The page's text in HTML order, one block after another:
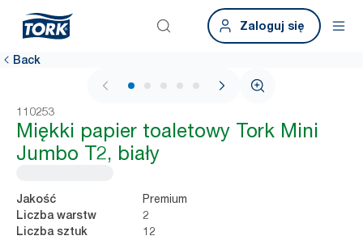
Zaloguj się
Back
1 / 6
110253
Miękki papier toaletowy Tork Mini
Jumbo T2, biały
Jakość Premium
Liczba warstw 2
Liczba sztuk
12